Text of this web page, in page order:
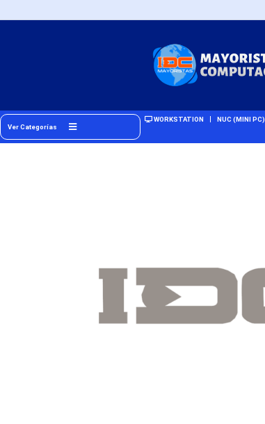
Ver Categorías
WORKSTATION NUC (MINI PC)